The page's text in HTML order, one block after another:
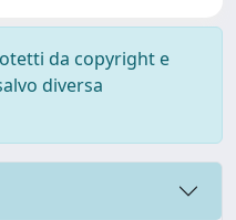
da copyright e
diversa